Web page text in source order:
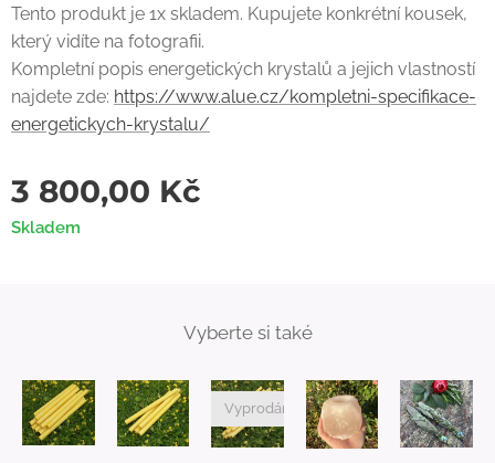
Tento produkt je 1x skladem. Kupujete konkrétní kousek,
který vidíte na fotografii.
Kompletní popis energetických krystalů a jejich vlastností
najdete zde: https://www.alue.cz/kompletni-specifikace-
energetickych-krystalu/
3 800,00 Kč
Skladem
Vyberte si také
Vyprodáno